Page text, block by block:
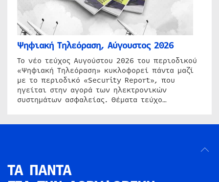
Ψηφιακή Τηλεόραση, Αύγουστος 2026
Το νέο τεύχος Αυγούστου 2026 του περιοδικού
«Ψηφιακή Τηλεόραση» κυκλοφορεί πάντα μαζί
με το περιοδικό «Security Report», που
ηγείται στην αγορά των ηλεκτρονικών
συστημάτων ασφαλείας. Θέματα τεύχο…
ΤΑ ΠΑΝΤΑ